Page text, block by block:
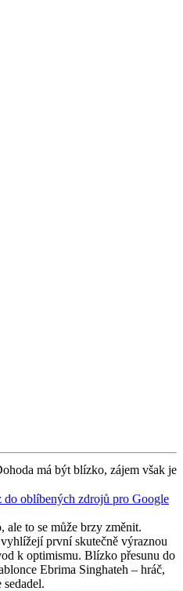
má být blízko, zájem však je
do oblíbených zdrojů pro Google
to se může brzy změnit.
první skutečně výraznou
k optimismu. Blízko přesunu do
Ebrima Singhateh – hráč,